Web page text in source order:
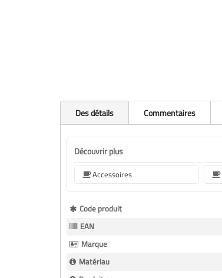
Des détails Commentaires
Découvrir plus
Accessoires
Plus
d’information
Code produit
EAN
Marque
Matériau